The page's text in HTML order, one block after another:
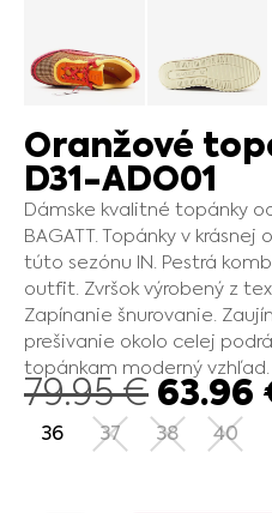
Oranžové
D31-ADO01
Dámske kvalitné topánky
BAGATT. Topánky v
túto sezónu IN. Pestrá
outfit. Zvršok výrobený z
Zapínanie šnurovanie.
prešivanie okolo celej
topánkam moderný vzhľad.
79.95€ 63.96
36 37 38 40